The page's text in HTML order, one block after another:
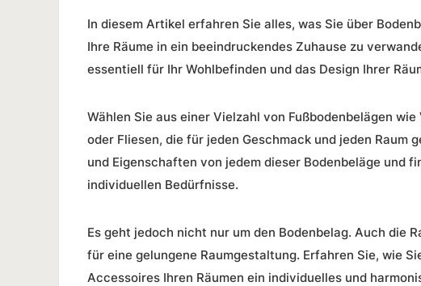
In diesem Artikel erfahren Sie alles, was Sie über
Ihre Räume in ein beeindruckendes Zuhause zu
essentiell für Ihr Wohlbefinden und das Design Ihrer
Wählen Sie aus einer Vielzahl von Fußbodenbelägen wie
oder Fliesen, die für jeden Geschmack und jeden Raum
und Eigenschaften von jedem dieser Bodenbeläge und
individuellen Bedürfnisse.
Es geht jedoch nicht nur um den Bodenbelag. Auch die
für eine gelungene Raumgestaltung. Erfahren Sie, wie
Accessoires Ihren Räumen ein individuelles und